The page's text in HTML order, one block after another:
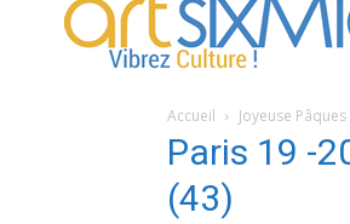
Accueil Joyeuse
Paris 19 -
(43)